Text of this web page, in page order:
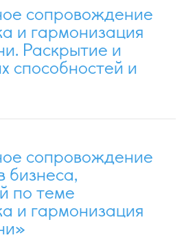
сопровождение
и гармонизация
Раскрытие и
способностей и
сопровождение
бизнеса,
по теме
и гармонизация